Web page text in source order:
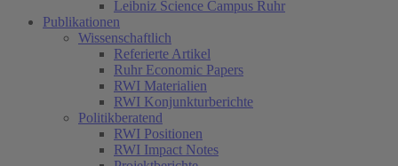
Leibniz Science Campus Ruhr
Publikationen
Wissenschaftlich
Referierte Artikel
Ruhr Economic Papers
RWI Materialien
RWI Konjunkturberichte
Politikberatend
RWI Positionen
RWI Impact Notes